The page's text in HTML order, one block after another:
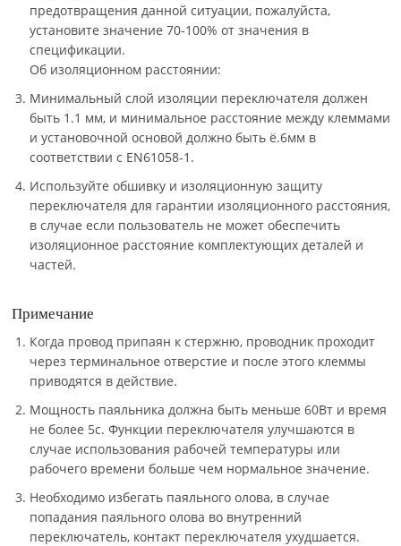
предотвращения данной ситуации, пожалуйста,
установите значение 70-100% от значения в
спецификации.
Об изоляционном расстоянии:
Минимальный слой изоляции переключателя должен
быть 1.1 мм, и минимальное расстояние между клеммами
и установочной основой должно быть ё.6мм в
соответствии с EN61058-1.
Используйте обшивку и изоляционную защиту
переключателя для гарантии изоляционного расстояния,
в случае если пользователь не может обеспечить
изоляционное расстояние комплектующих деталей и
частей.
Примечание
Когда провод припаян к стержню, проводник проходит
через терминальное отверстие и после этого клеммы
приводятся в действие.
Мощность паяльника должна быть меньше 60Вт и время
не более 5с. Функции переключателя улучшаются в
случае использования рабочей температуры или
рабочего времени больше чем нормальное значение.
Необходимо избегать паяльного олова, в случае
попадания паяльного олова во внутренний
переключатель, контакт переключателя ухудшается.